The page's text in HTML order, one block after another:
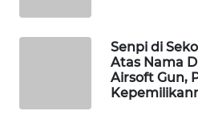
Senpi di
Atas Nama
Airsoft Gun,
NEWS